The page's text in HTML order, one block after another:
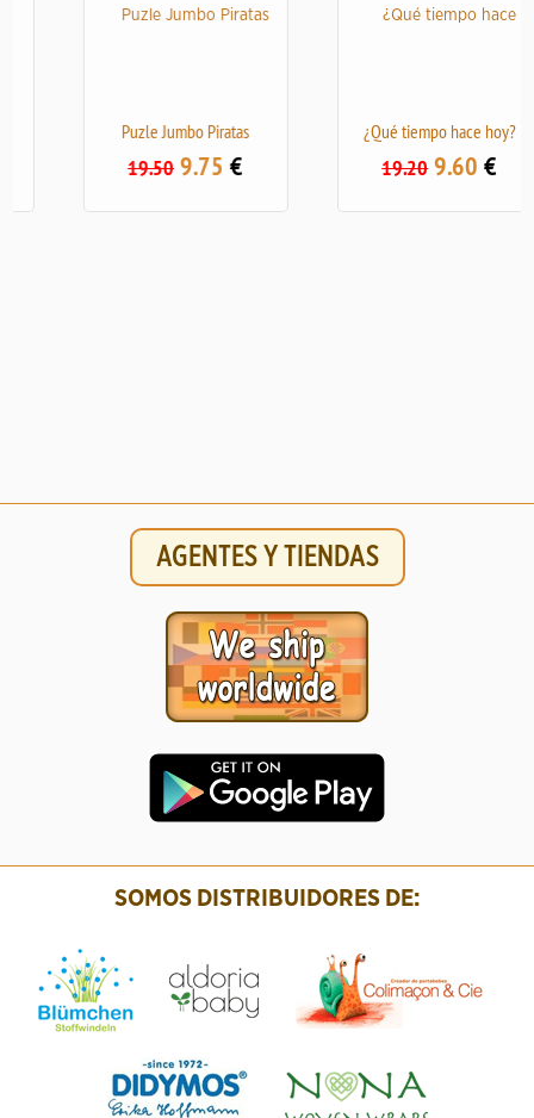
Puzle Jumbo Piratas
19.50 9.75€
¿Qué tiempo hace hoy?
19.20 9.60€
AGENTES Y TIENDAS
SOMOS DISTRIBUIDORES DE: